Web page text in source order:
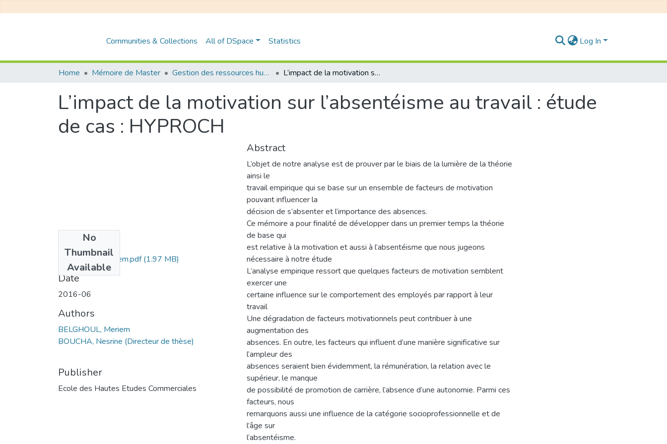
Communities & Collections All of DSpace Statistics Log In
Home Mémoire de Master Gestion des ressources humaines L’impact de la motivation sur l’absentéisme au travail : étude de cas : HYPROCH
L’impact de la motivation sur l’absentéisme au travail : étude
de cas : HYPROCH
No
Thumbnail
Available
BELGHOUL Meriem.pdf(1.97 MB)
Date
2016-06
Authors
BELGHOUL, Meriem
BOUCHA, Nesrine (Directeur de thèse)
Publisher
Ecole des Hautes Etudes Commerciales
Abstract
L’objet de notre analyse est de prouver par le biais de la lumière de la théorie
ainsi le
travail empirique qui se base sur un ensemble de facteurs de motivation
pouvant influencer la
décision de s’absenter et l’importance des absences.
Ce mémoire a pour finalité de développer dans un premier temps la théorie
de base qui
est relative à la motivation et aussi à l’absentéisme que nous jugeons
nécessaire à notre étude
L’analyse empirique ressort que quelques facteurs de motivation semblent
exercer une
certaine influence sur le comportement des employés par rapport à leur
travail
Une dégradation de facteurs motivationnels peut contribuer à une
augmentation des
absences. En outre, les facteurs qui influent d’une manière significative sur
l’ampleur des
absences seraient bien évidemment, la rémunération, la relation avec le
supérieur, le manque
de possibilité de promotion de carrière, l’absence d’une autonomie. Parmi ces
facteurs, nous
remarquons aussi une influence de la catégorie socioprofessionnelle et de
l’âge sur
l’absentéisme.